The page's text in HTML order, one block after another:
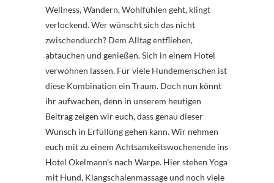
Wellness, Wandern, Wohlfühlen geht, klingt
verlockend. Wer wünscht sich das nicht
zwischendurch? Dem Alltag entfliehen,
abtauchen und genießen. Sich in einem Hotel
verwöhnen lassen. Für viele Hundemenschen ist
diese Kombination ein Traum. Doch nun könnt
ihr aufwachen, denn in unserem heutigen
Beitrag zeigen wir euch, dass genau dieser
Wunsch in Erfüllung gehen kann. Wir nehmen
euch mit zu einem Achtsamkeitswochenende ins
Hotel Okelmann’s nach Warpe. Hier stehen Yoga
mit Hund, Klangschalenmassage und noch viele